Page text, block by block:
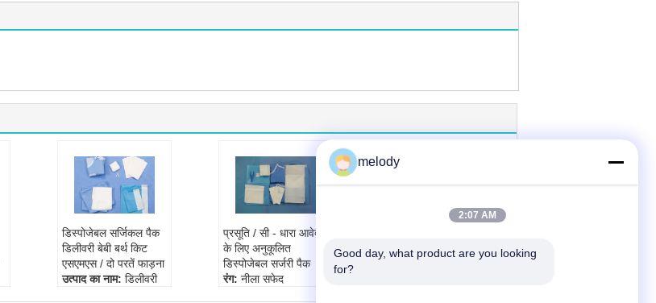
डिस्पोजेबल सर्जिकल पैक
डिलीवरी बेबी बर्थ किट
एसएमएस / दो परतें फाड़ना
उत्पाद का नाम: डिलीवरी
प्रसूति / सी - धारा आवेदन
के लिए अनुकूलित
डिस्पोजेबल सर्जरी पैक
रंग: नीला सफेद
किया गया हेजेनिक
डिस्पोजेबल सर्जरी पैक
melody
2:07 AM
Good day, what product are you looking
for?